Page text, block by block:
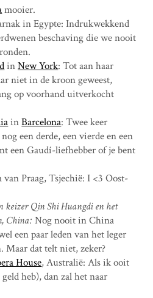
mooier.
in Egypte: Indrukwekkend
beschaving die we nooit
inNew York: Tot aan haar
niet in de kroon geweest,
op voorhand uitverkocht
inBarcelona: Twee keer
een derde, een vierde en een
een Gaudí-liefhebber of je bent
Praag, Tsjechië: I <3 Oost-
keizer Qin Shi Huangdi en het
China:Nog nooit in China
een paar leden van het leger
Maar dat telt niet, zeker?
House, Australië: Als ik ooit
heb), dan zal het naar